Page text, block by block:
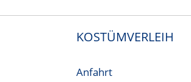
KOSTÜMVERLEIH
Anfahrt